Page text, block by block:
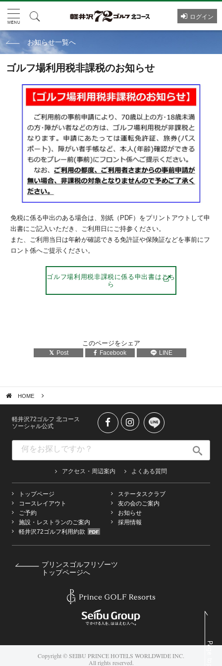
ログイン
お知らせ一覧へ
ゴルフ場利用税非課税のお知らせ
免税に係る申出のある場合は、別紙（PDF）をプリントアウトして申
出書にご記入いただき、ご利用日にご持参ください。
また、ご利用当日は年齢が確認できる免許証や保険証などを事前にフ
ロント係へご提示ください。
ゴルフ場利用税非課税に係る申出書はこち
ら
このページをシェア
Post Facebook LINE
HOME
軽井沢72ゴルフ 北コース
ソーシャル公式
アクセス・周辺案内 よくある質問
トップページ
ステータスクラブ
コースレイアウト
友の会のご案内
ご予約
お知らせ
施設・レストランのご案内
採用情報
軽井沢72ゴルフ利用約款
プリンスゴルフリゾーツ
トップページへ
Copyright © SEIBU PRINCE HOTELS WORLDWIDE INC.
All rights reserved.